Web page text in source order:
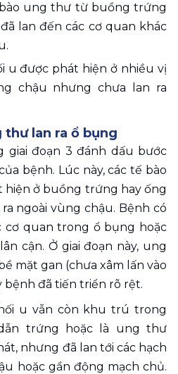
ung thư từ buồng trứng
lan đến các cơ quan khác
u được phát hiện ở nhiều vị
chậu nhưng chưa lan ra
thư lan ra ổ bụng
đoạn 3 đánh dấu bước
bệnh. Lúc này, các tế bào
ở buồng trứng hay ống
ngoài vùng chậu. Bệnh có
cơ quan trong ổ bụng hoặc
cận. Ở giai đoạn này, ung
mặt gan (chưa xâm lấn vào
bệnh đã tiến triển rõ rệt.
u vẫn còn khu trú trong
trứng hoặc là ung thư
nhưng đã lan tới các hạch
hoặc gần động mạch chủ.